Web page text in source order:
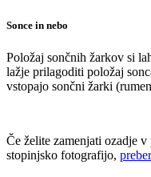
Sonce in nebo
Položaj sončnih žarkov si
lažje prilagoditi položaj
vstopajo sončni žarki
Če želite zamenjati ozadje v
stopinjsko fotografijo,